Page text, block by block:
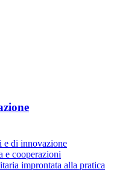
e di innovazione
e cooperazioni
improntata alla pratica